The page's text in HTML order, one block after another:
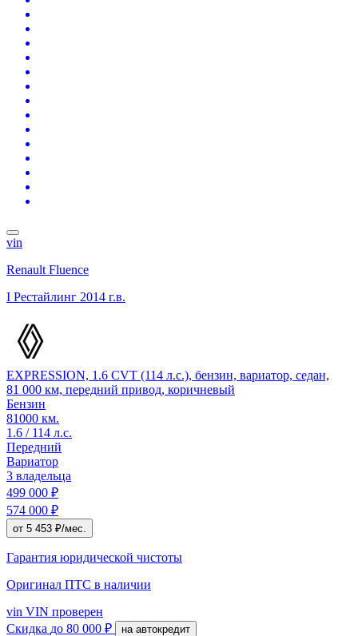
vin
Renault Fluence
I Рестайлинг 2014 г.в.
EXPRESSION, 1.6 CVT (114 л.с.), бензин, вариатор, седан,
81 000 км, передний привод, коричневый
Бензин
81000 км.
1.6 / 114 л.с.
Передний
Вариатор
3 владельца
499 000 ₽
574 000 ₽
от 5 453 ₽/мес.
Гарантия юридической чистоты
Оригинал ПТС в наличии
vin VIN проверен
Скидка до 80 000 ₽ на автокредит